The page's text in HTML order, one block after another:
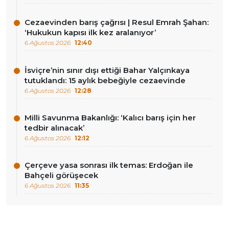
Cezaevinden barış çağrısı | Resul Emrah Şahan:
‘Hukukun kapısı ilk kez aralanıyor’
6 Ağustos 2026 12:40
İsviçre’nin sınır dışı ettiği Bahar Yalçınkaya
tutuklandı: 15 aylık bebeğiyle cezaevinde
6 Ağustos 2026 12:28
Milli Savunma Bakanlığı: ‘Kalıcı barış için her
tedbir alınacak’
6 Ağustos 2026 12:12
Çerçeve yasa sonrası ilk temas: Erdoğan ile
Bahçeli görüşecek
6 Ağustos 2026 11:35